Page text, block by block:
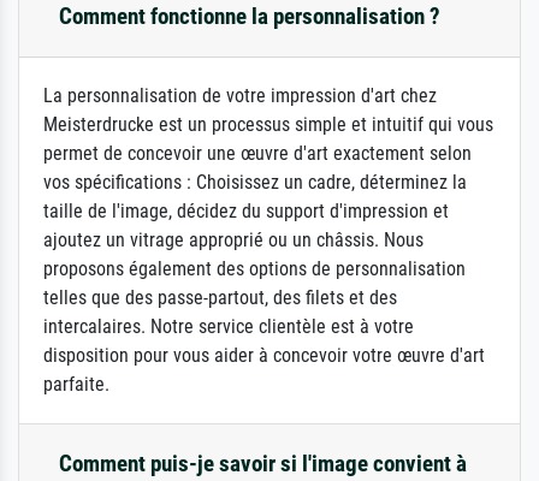
Comment fonctionne la personnalisation ?
La personnalisation de votre impression d'art chez
Meisterdrucke est un processus simple et intuitif qui vous
permet de concevoir une œuvre d'art exactement selon
vos spécifications : Choisissez un cadre, déterminez la
taille de l'image, décidez du support d'impression et
ajoutez un vitrage approprié ou un châssis. Nous
proposons également des options de personnalisation
telles que des passe-partout, des filets et des
intercalaires. Notre service clientèle est à votre
disposition pour vous aider à concevoir votre œuvre d'art
parfaite.
Comment puis-je savoir si l'image convient à